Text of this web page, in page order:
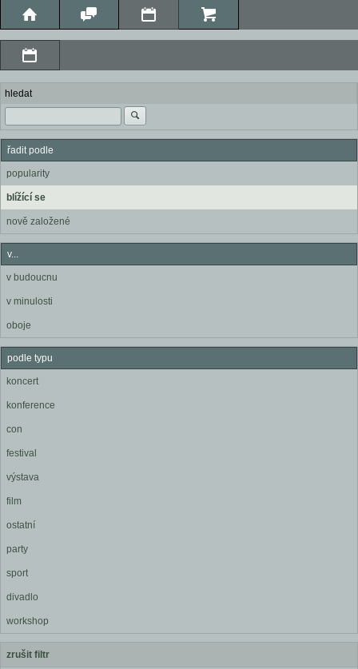
hledat
řadit podle
popularity
blížící se
nově založené
v...
v budoucnu
v minulosti
oboje
podle typu
koncert
konference
con
festival
výstava
film
ostatní
party
sport
divadlo
workshop
zrušit filtr